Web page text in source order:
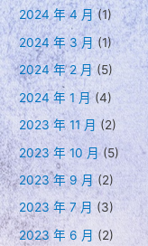
2024 年 4 月(1)
2024 年 3 月(1)
2024 年 2 月 (5)
2024 年 1 月(4)
2023 年 11 月 (2)
2023 年 10 月(5)
2023 年 9 月 (2)
2023 年 7 月 (3)
2023 年 6 月 (2)